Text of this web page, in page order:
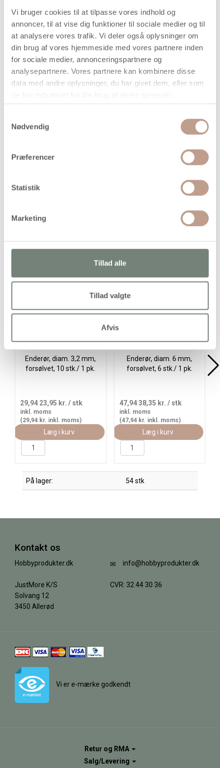
Vi bruger cookies til at tilpasse vores indhold og
annoncer, til at vise dig funktioner til sociale medier og til
at analysere vores trafik. Vi deler også oplysninger om
din brug af vores hjemmeside med vores partnere inden
for sociale medier, annonceringspartnere og
analysepartnere. Vores partnere kan kombinere disse
data med andre oplysninger, du har givet dem, eller som
Nødvendig
Præferencer
Statistik
Marketing
Tillad alle
Tillad valgte
Afvis
Læg i kurven
Din bestilling er først bindende,
når vi har bekræftet din ordre.
På lager
Handelsbetingelser
Kraftig karabin i metal. Vedhæng og karabinhage kan dreje
Enderør, diam. 3,2 mm,
forsølvet, 10 stk./ 1 pk.
29,94 23,95 kr. / stk
inkl. moms
(29,94 kr. inkl. moms)
Læg i kurv
Enderør, diam. 6 mm,
forsølvet, 6 stk./ 1 pk.
47,9438,35 kr. / stk
inkl. moms
(47,94 kr. inkl. moms)
Læg i kurv
På lager: 54 stk
Kontakt os
Hobbyprodukter.dk
JustMore K/S
Solvang 12
3450 Allerød
info@hobbyprodukter.dk
CVR: 32 44 30 36
Vi er e-mærke godkendt
Retur og RMA
Salg/Levering